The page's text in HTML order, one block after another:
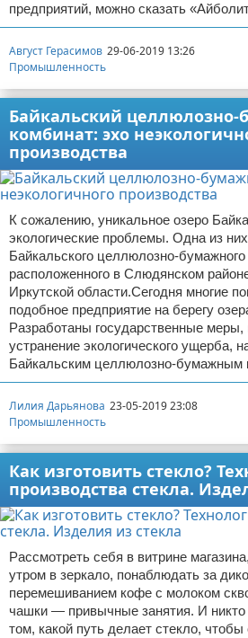
предприятий, можно сказать
Август Герасимов 29-06-2019 13:26
Промышленность
Байкальский
комбинат: эхо
производства
К сожалению, уникальное озеро
экологические проблемы. Одна из
Байкальского целлюлозно-
расположенного в Слюдянском
Иркутской области.Сегодня многие
подобное предприятие на берегу
Разработаны государственные
устранение экологического ущерба,
Байкальским целлюлозно-бумажным
Лилия Дарьянова 23-05-2019 23:08
Промышленность
Как изготовить стекло?
производства стекла.
Рассмотреть себя в витрине
утром в зеркало, понаблюдать за
перемешиванием кофе с молоком
чашки — привычные занятия. И
том, какой путь делает стекло,